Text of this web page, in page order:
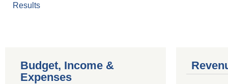
Results
Budget, Income &
Expenses